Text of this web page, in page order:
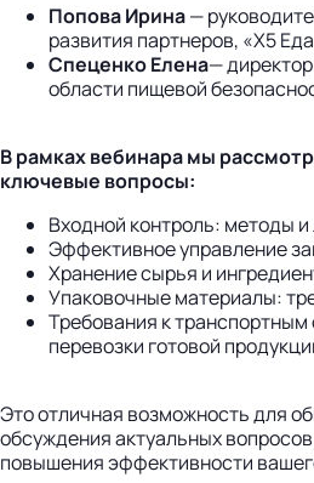
Попова Ирина—
развития партнеров, «Х5
Спеценко Елена—
области пищевой
В рамках вебинара мы
ключевые вопросы:
Входной контроль: методы
Эффективное управление
Хранение сырья и
Упаковочные материалы:
Требования к
перевозки готовой
Это отличная возможность для
обсуждения актуальных
повышения эффективности